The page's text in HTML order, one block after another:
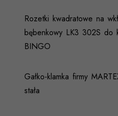
Rozetki kwadratowe na
bębenkowy LK3 302S do
BINGO
Gałko-klamka firmy
stała